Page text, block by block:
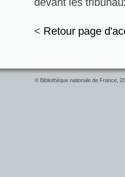
< Retour page
© Bibliothèque nationale de France,